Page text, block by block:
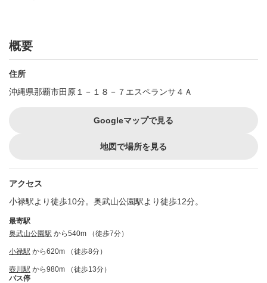
概要
住所
沖縄県那覇市田原１－１８－７エスペランサ４Ａ
Googleマップで見る
地図で場所を見る
アクセス
小禄駅より徒歩10分。奥武山公園駅より徒歩12分。
最寄駅
奥武山公園駅 から540m （徒歩7分）
小禄駅 から620m （徒歩8分）
壺川駅 から980m （徒歩13分）
バス停